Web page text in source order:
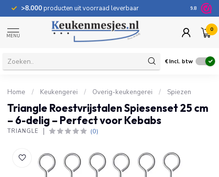
>8.000producten uit voorraad leverbaar 100
9.8
MENU
0
€Incl. btw
Home / Keukengerei / Overig-keukengerei / Spiezen
Triangle Roestvrijstalen Spiesenset 25 cm
– 6-delig – Perfect voor Kebabs
TRIANGLE (0)